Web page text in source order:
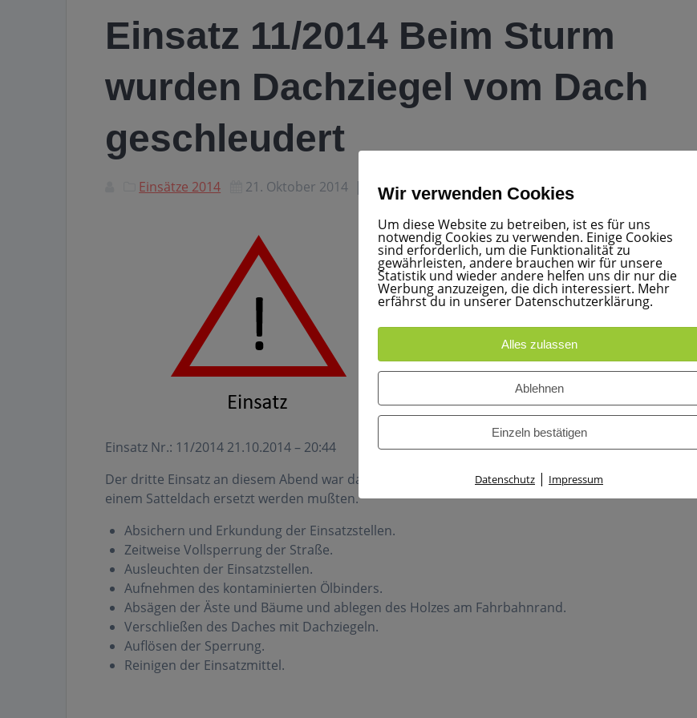
Einsatz 11/2014 Beim Sturm
wurden Dachziegel vom Dach
geschleudert
Einsätze 2014 21. Oktober 2014 | 0
Einsatz Nr.: 11/2014 21.10.2014 – 20:44
Der dritte Einsatz an diesem Abend war dann in der Kirchdorfer Straße, wo fehlende Dachziegel auf
einem Satteldach ersetzt werden mußten.
Absichern und Erkundung der Einsatzstellen.
Zeitweise Vollsperrung der Straße.
Ausleuchten der Einsatzstellen.
Aufnehmen des kontaminierten Ölbinders.
Absägen der Äste und Bäume und ablegen des Holzes am Fahrbahnrand.
Verschließen des Daches mit Dachziegeln.
Auflösen der Sperrung.
Reinigen der Einsatzmittel.
Wir verwenden Cookies
Um diese Website zu betreiben, ist es für uns
notwendig Cookies zu verwenden. Einige Cookies
sind erforderlich, um die Funktionalität zu
gewährleisten, andere brauchen wir für unsere
Statistik und wieder andere helfen uns dir nur die
Werbung anzuzeigen, die dich interessiert. Mehr
erfährst du in unserer Datenschutzerklärung.
Alles zulassen
Ablehnen
Einzeln bestätigen
Datenschutz | Impressum